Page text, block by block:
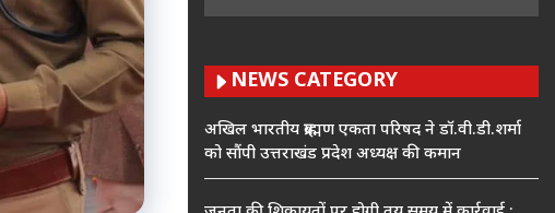
NEWS CATEGORY
अखिल भारतीय ब्राह्मण एकता परिषद ने डॉ.वी.डी.शर्मा
को सौंपी उत्तराखंड प्रदेश अध्यक्ष की कमान